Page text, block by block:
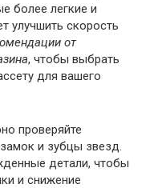
более легкие и
улучшить скорость
от
, чтобы выбрать
для вашего
проверяйте
и зубцы звезд.
детали, чтобы
и снижение